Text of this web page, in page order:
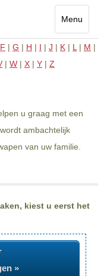
Menu
Toggle
F | G | H | I | J | K | L | M |
| W | X | Y | Z
u graag met een
ambachtelijk
van uw familie.
kiest u eerst het
»